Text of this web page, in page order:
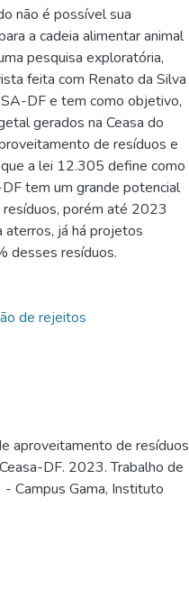
não é possível sua
a cadeia alimentar animal
pesquisa exploratória,
feita com Renato da Silva
DF e tem como objetivo,
gerados na Ceasa do
de resíduos e
a lei 12.305 define como
tem um grande potencial
porém até 2023
aterros, já há projetos
desses resíduos.
de rejeitos
aproveitamento de resíduos
DF. 2023. Trabalho de
Campus Gama, Instituto